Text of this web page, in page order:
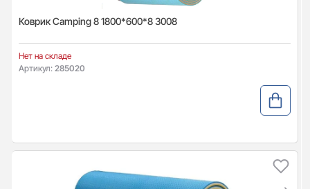
Коврик Camping 8 1800*600*8 3008
Нет на складе
Артикул: 285020